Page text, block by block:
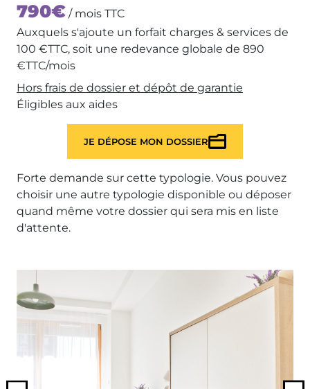
790€ / mois TTC
Auxquels s'ajoute un forfait charges & services de
100 €TTC, soit une redevance globale de 890
€TTC/mois
Hors frais de dossier et dépôt de garantie
Éligibles aux aides
JE DÉPOSE MON DOSSIER
Forte demande sur cette typologie. Vous pouvez
choisir une autre typologie disponible ou déposer
quand même votre dossier qui sera mis en liste
d'attente.